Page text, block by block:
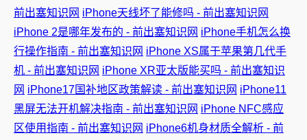
前出塞知识网 iPhone天线坏了能修吗 - 前出塞知识网
iPhone 2是哪年发布的 - 前出塞知识网 iPhone手机怎么换
行操作指南 - 前出塞知识网 iPhone XS属于苹果第几代手
机 - 前出塞知识网 iPhone XR亚太版能买吗 - 前出塞知识
网 iPhone17国补地区政策解读 - 前出塞知识网 iPhone11
黑屏无法开机解决指南 - 前出塞知识网 iPhone NFC感应
区使用指南 - 前出塞知识网 iPhone6机身材质全解析 - 前